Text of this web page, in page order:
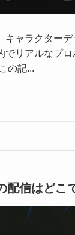
キャラクター
でリアルなプ
の記...
配信はどこ